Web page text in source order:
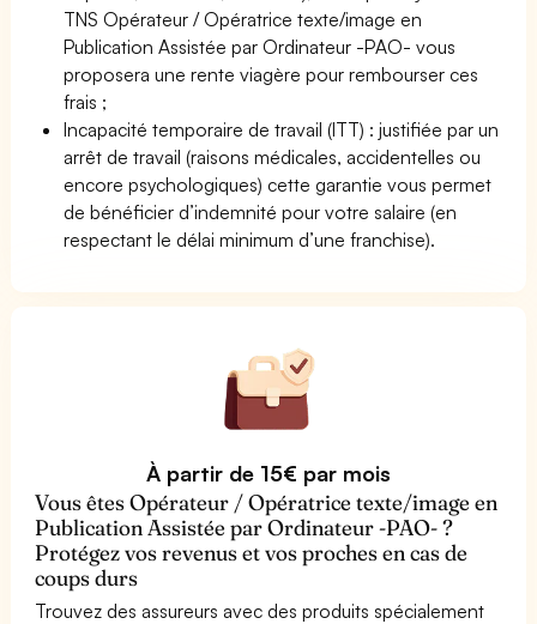
TNS Opérateur / Opératrice texte/image en
Publication Assistée par Ordinateur -PAO- vous
proposera une rente viagère pour rembourser ces
frais ;
Incapacité temporaire de travail (ITT) : justifiée par un
arrêt de travail (raisons médicales, accidentelles ou
encore psychologiques) cette garantie vous permet
de bénéficier d’indemnité pour votre salaire (en
respectant le délai minimum d’une franchise).
À partir de 15€ par mois
Vous êtes Opérateur / Opératrice texte/image en
Publication Assistée par Ordinateur -PAO- ?
Protégez vos revenus et vos proches en cas de
coups durs
Trouvez des assureurs avec des produits spécialement